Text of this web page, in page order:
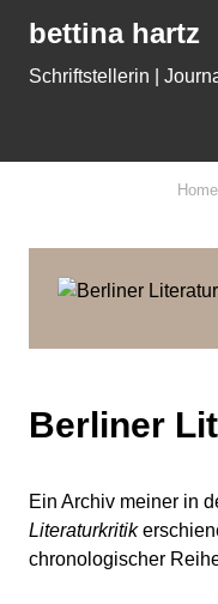
bettina hartz
Schriftstellerin |
Home
Berliner
Ein Archiv meiner in
Literaturkritik
chronologischer